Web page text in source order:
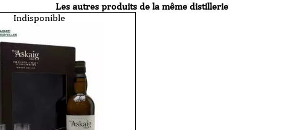
Les autres produits de la même distillerie
Indisponible